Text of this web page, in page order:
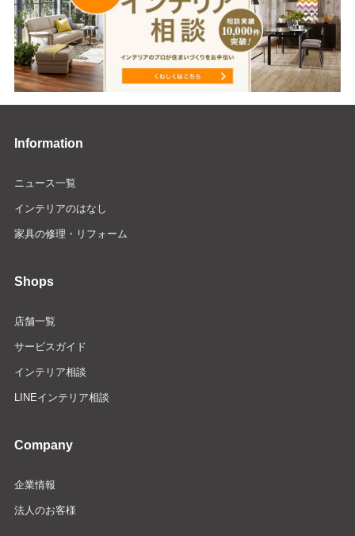
Information
ニュース一覧
インテリアのはなし
家具の修理・リフォーム
Shops
店舗一覧
サービスガイド
インテリア相談
LINEインテリア相談
Company
企業情報
法人のお客様